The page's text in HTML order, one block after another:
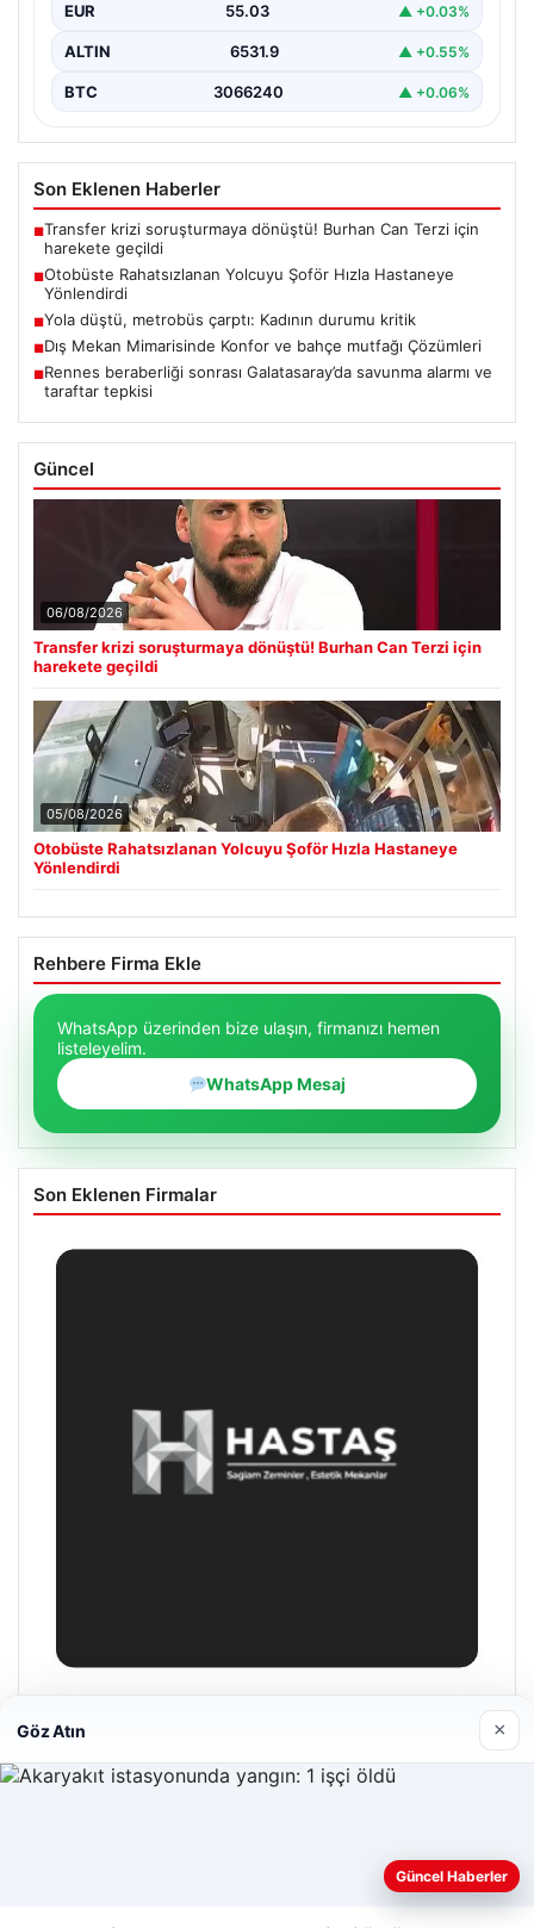
EUR 55.03 ▲ +0.03%
ALTIN 6531.9 ▲ +0.55%
BTC 3066240 ▲ +0.06%
Son Eklenen Haberler
■Transfer krizi soruşturmaya dönüştü! Burhan Can Terzi için
harekete geçildi
■Otobüste Rahatsızlanan Yolcuyu Şoför Hızla Hastaneye
Yönlendirdi
■Yola düştü, metrobüs çarptı: Kadının durumu kritik
■Dış Mekan Mimarisinde Konfor ve bahçe mutfağı Çözümleri
■Rennes beraberliği sonrası Galatasaray’da savunma alarmı ve
taraftar tepkisi
Güncel
06/08/2026
Transfer krizi soruşturmaya dönüştü! Burhan Can Terzi için
harekete geçildi
05/08/2026
Otobüste Rahatsızlanan Yolcuyu Şoför Hızla Hastaneye
Yönlendirdi
Rehbere Firma Ekle
WhatsApp üzerinden bize ulaşın, firmanızı hemen
listeleyelim.
WhatsApp Mesaj
Son Eklenen Firmalar
Enes Kaplan Avukatlık Bürosu
Web sitemizi nasıl kullandığınızı daha iyi anlayabilmek,
deneyiminizi kişiselleştirmek ve geliştirmek amacıyla çerezler
Göz Atın ×
Güncel Haberler